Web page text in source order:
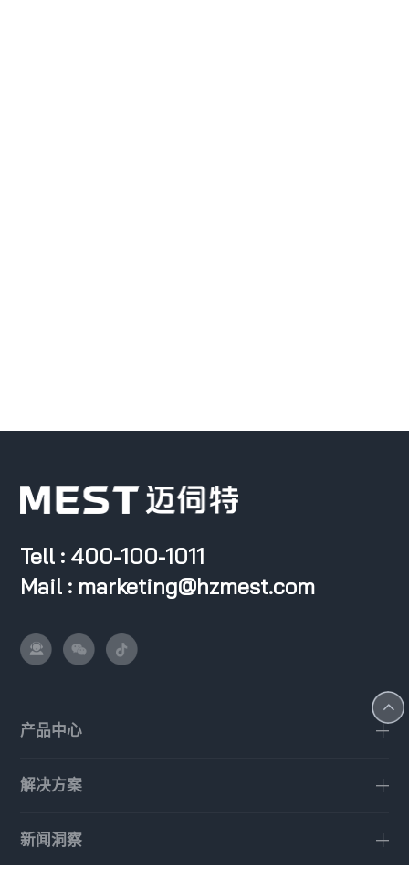
Tell : 400-100-1011
Mail : marketing@hzmest.com
产品中心
解决方案
新闻洞察